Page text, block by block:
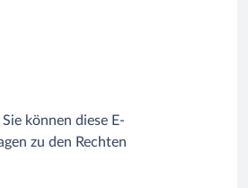
können diese E-
zu den Rechten